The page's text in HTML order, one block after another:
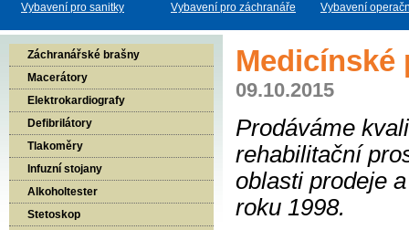
Vybavení pro sanitky
Vybavení pro záchranáře Vybavení
Záchranářské brašny
Macerátory
Elektrokardiografy
Defibrilátory
Tlakoměry
Infuzní stojany
Alkoholtester
Stetoskop
Medicínské
09.10.2015
Prodáváme
rehabilitační
oblasti prodeje
roku 1998.